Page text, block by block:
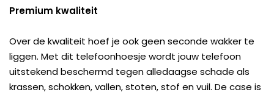
Premium kwaliteit
Over de kwaliteit hoef je ook geen seconde wakker te
liggen. Met dit telefoonhoesje wordt jouw telefoon
uitstekend beschermd tegen alledaagse schade als
krassen, schokken, vallen, stoten, stof en vuil. De case is